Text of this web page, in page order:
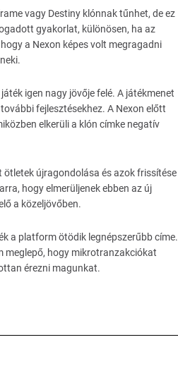
vagy Destiny klónnak tűnhet, de ez
gyakorlat, különösen, ha az
a Nexon képes volt megragadni
igen nagy jövője felé. A játékmenet
fejlesztésekhez. A Nexon előtt
elkerüli a klón címke negatív
újragondolása és azok frissítése
hogy elmerüljenek ebben az új
a közeljövőben.
a platform ötödik legnépszerűbb címe.
meglepő, hogy mikrotranzakciókat
érezni magunkat.